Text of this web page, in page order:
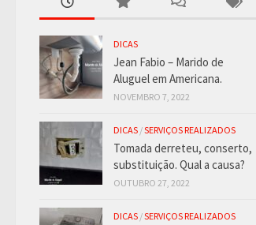
DICAS
Jean Fabio – Marido de
Aluguel em Americana.
NOVEMBRO 7, 2022
DICAS /SERVIÇOS REALIZADOS
Tomada derreteu, conserto,
substituição. Qual a causa?
OUTUBRO 27, 2022
DICAS /SERVIÇOS REALIZADOS